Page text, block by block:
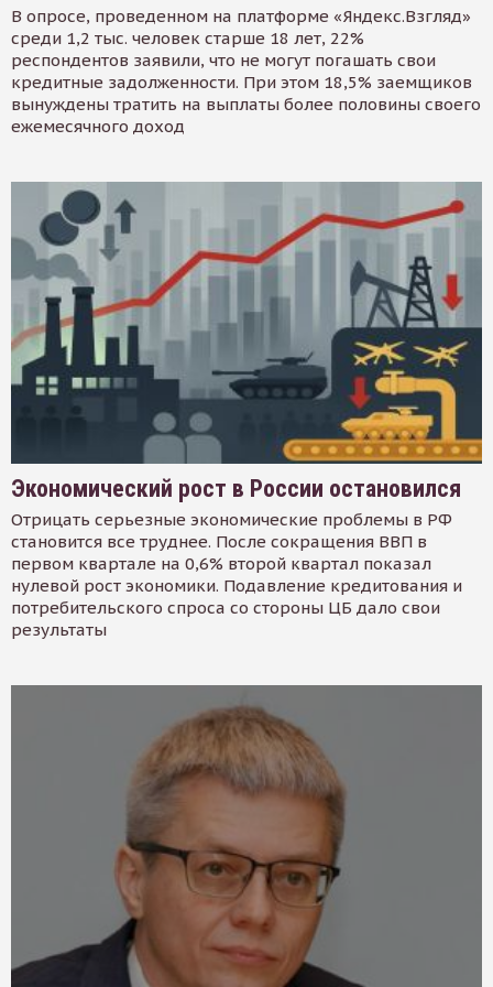
В опросе, проведенном на платформе «Яндекс.Взгляд»
среди 1,2 тыс. человек старше 18 лет, 22%
респондентов заявили, что не могут погашать свои
кредитные задолженности. При этом 18,5% заемщиков
вынуждены тратить на выплаты более половины своего
ежемесячного доход
Экономический рост в России остановился
Отрицать серьезные экономические проблемы в РФ
становится все труднее. После сокращения ВВП в
первом квартале на 0,6% второй квартал показал
нулевой рост экономики. Подавление кредитования и
потребительского спроса со стороны ЦБ дало свои
результаты